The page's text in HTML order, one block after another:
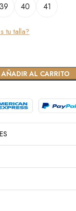
39 40 41
tu talla?
AÑADIR AL CARRITO